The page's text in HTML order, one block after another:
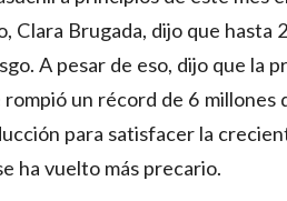
Clara Brugada, dijo que hasta
A pesar de eso, dijo que la
un récord de 6 millones
para satisfacer la
ha vuelto más precario.